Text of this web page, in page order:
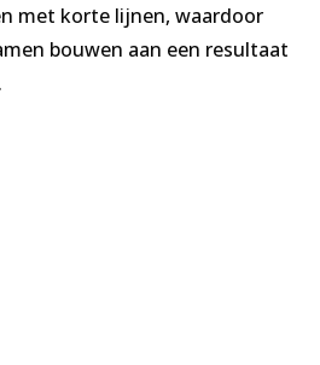
met korte lijnen, waardoor
bouwen aan een resultaat